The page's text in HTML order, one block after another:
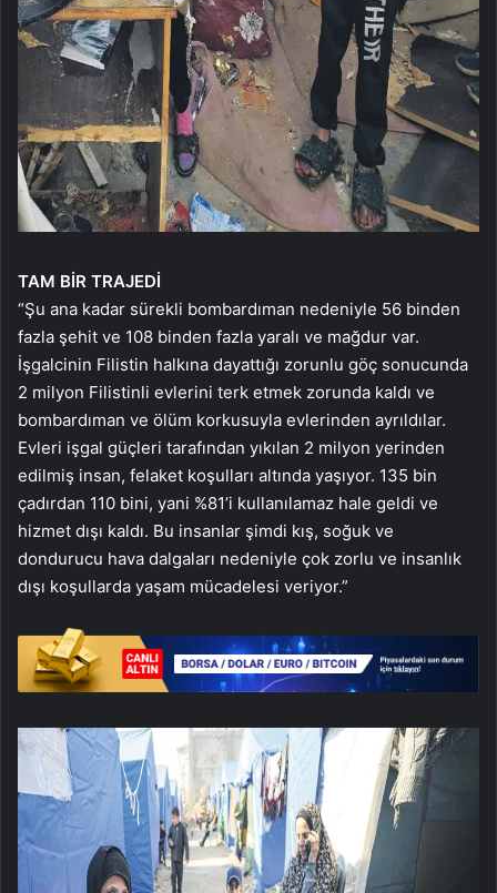
TAM BİR TRAJEDİ
“Şu ana kadar sürekli bombardıman nedeniyle 56 binden
fazla şehit ve 108 binden fazla yaralı ve mağdur var.
İşgalcinin Filistin halkına dayattığı zorunlu göç sonucunda
2 milyon Filistinli evlerini terk etmek zorunda kaldı ve
bombardıman ve ölüm korkusuyla evlerinden ayrıldılar.
Evleri işgal güçleri tarafından yıkılan 2 milyon yerinden
edilmiş insan, felaket koşulları altında yaşıyor. 135 bin
çadırdan 110 bini, yani %81’i kullanılamaz hale geldi ve
hizmet dışı kaldı. Bu insanlar şimdi kış, soğuk ve
dondurucu hava dalgaları nedeniyle çok zorlu ve insanlık
dışı koşullarda yaşam mücadelesi veriyor.”